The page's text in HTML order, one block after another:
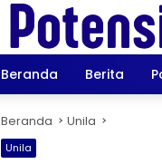
Beranda Berita
Beranda Unila
Unila